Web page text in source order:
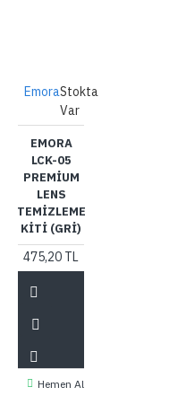
EmoraStokta
Var
EMORA
LCK-05
PREMIUM
LENS
TEMIZLEME
KITI (GRI)
475,20 TL
Hemen Al